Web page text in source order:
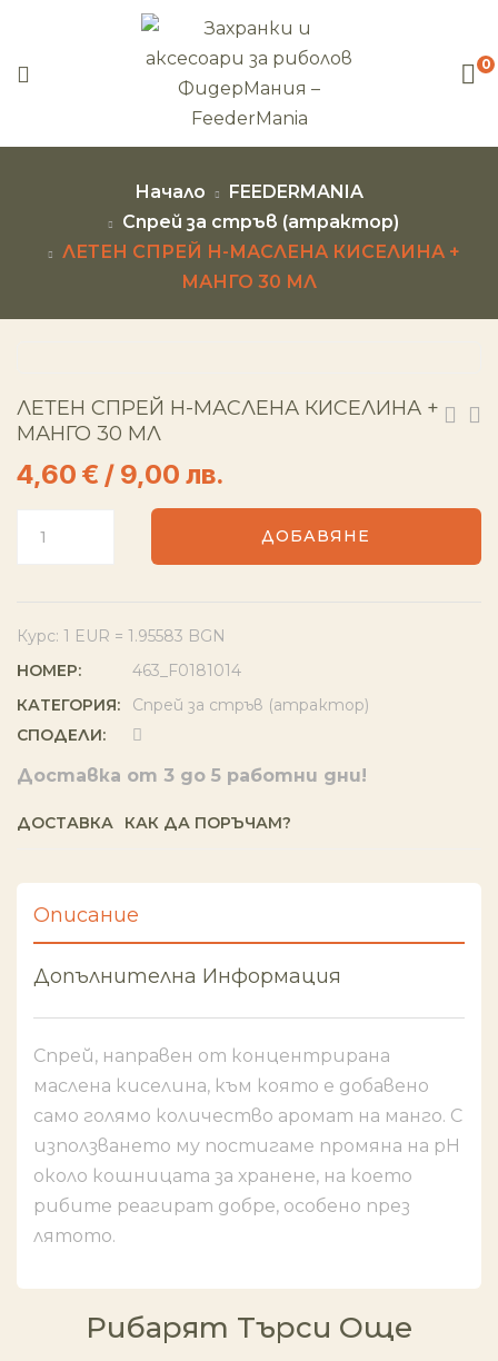
0
Начало
FEEDERMANIA
Спрей за стръв (атрактор)
ЛЕТЕН СПРЕЙ Н-МАСЛЕНА КИСЕЛИНА +
МАНГО 30 МЛ
ЛЕТЕН СПРЕЙ Н-МАСЛЕНА КИСЕЛИНА +
МАНГО 30 МЛ
4,60 € / 9,00 лв.
ДОБАВЯНЕ
Курс: 1 EUR = 1.95583 BGN
НОМЕР:
463_F0181014
КАТЕГОРИЯ:
Спрей за стръв (атрактор)
СПОДЕЛИ:
Доставка от 3 до 5 работни дни!
ДОСТАВКА КАК ДА ПОРЪЧАМ?
Описание
Допълнителна Информация
Спрей, направен от концентрирана
маслена киселина, към която е добавено
само голямо количество аромат на манго. С
използването му постигаме промяна на pH
около кошницата за хранене, на което
рибите реагират добре, особено през
лятото.
Рибарят Търси Още